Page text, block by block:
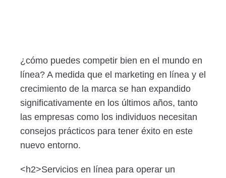
¿cómo puedes competir bien en el mundo en
línea? A medida que el marketing en línea y el
crecimiento de la marca se han expandido
significativamente en los últimos años, tanto
las empresas como los individuos necesitan
consejos prácticos para tener éxito en este
nuevo entorno.
<h2>Servicios en línea para operar un